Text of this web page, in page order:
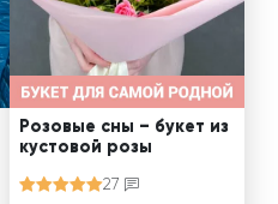
Розовые сны – букет из
кустовой розы
27